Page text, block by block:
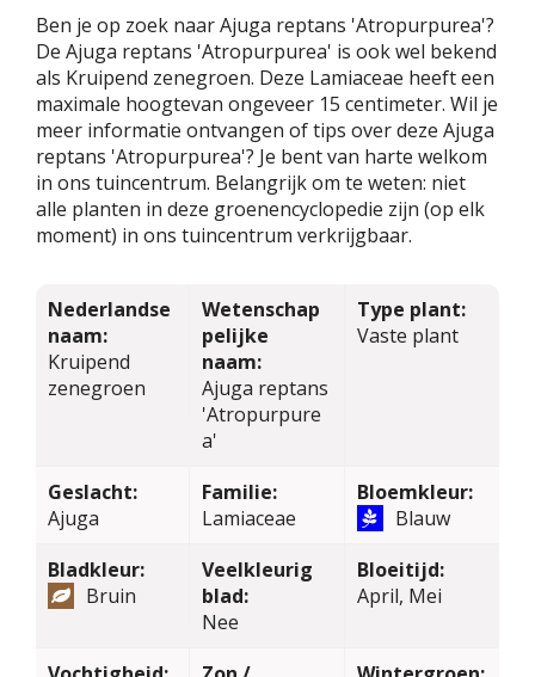
Ben je op zoek naar Ajuga reptans 'Atropurpurea'?
De Ajuga reptans 'Atropurpurea' is ook wel bekend
als Kruipend zenegroen. Deze Lamiaceae heeft een
maximale hoogtevan ongeveer 15 centimeter. Wil je
meer informatie ontvangen of tips over deze Ajuga
reptans 'Atropurpurea'? Je bent van harte welkom
in ons tuincentrum. Belangrijk om te weten: niet
alle planten in deze groenencyclopedie zijn (op elk
moment) in ons tuincentrum verkrijgbaar.
Nederlandse
naam:
Kruipend
zenegroen
Wetenschap
pelijke
naam:
Ajuga reptans
'Atropurpure
a'
Type plant:
Vaste plant
Geslacht:
Ajuga
Familie:
Lamiaceae
Bloemkleur:
Blauw
Bladkleur:
Bruin
Veelkleurig
blad:
Nee
Bloeitijd:
April, Mei